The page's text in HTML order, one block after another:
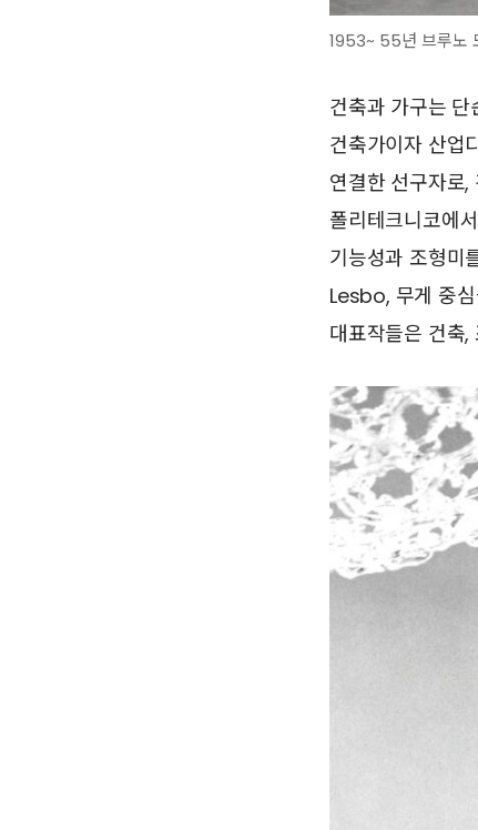
1953~ 55년 브루노
건축과 가구는
건축가이자 산
연결한 선구자로,
폴리테크니코에
기능성과 조형미
Lesbo, 무게 중
대표작들은 건축